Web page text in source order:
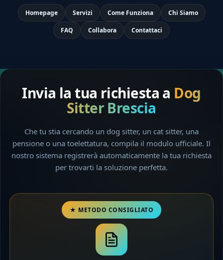
Homepage Servizi Come Funziona Chi Siamo
FAQ Collabora Contattaci
Invia la tua richiesta a Dog
Sitter Brescia
Che tu stia cercando un dog sitter, un cat sitter, una
pensione o una toelettatura, compila il modulo ufficiale. Il
nostro sistema registrerà automaticamente la tua richiesta
per trovarti la soluzione perfetta.